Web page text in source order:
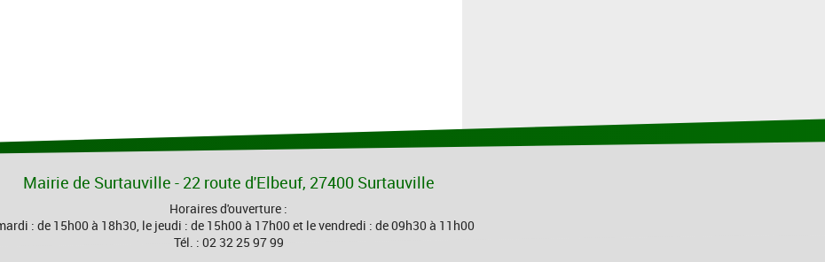
Mairie de Surtauville - 22 route d'Elbeuf, 27400 Surtauville
Horaires d'ouverture :
: de 15h00 à 18h30, le jeudi : de 15h00 à 17h00 et le vendredi : de 09h30 à 11h00
Tél. : 02 32 25 97 99